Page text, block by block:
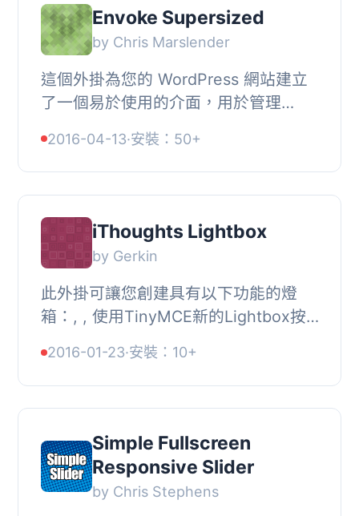
Envoke Supersized
by Chris Marslender
這個外掛為您的 WordPress 網站建立
了一個易於使用的介面，用於管理
擇定義全域圖像集，以及在每篇文章中
設置圖像、標題...
2016-04-13·安裝：50+
iThoughts Lightbox
by Gerkin
此外掛可讓您創建具有以下功能的燈
箱：, , 使用TinyMCE新的Lightbox按
建帶有標題和說明文字的燈箱, 使用JS
庫ImageZoom縮...
2016-01-23·安裝：10+
Simple Fullscreen
Responsive Slider
by Chris Stephens